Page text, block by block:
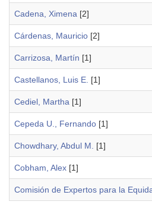
Cadena, Ximena [2]
Cárdenas, Mauricio [2]
Carrizosa, Martín [1]
Castellanos, Luis E. [1]
Cediel, Martha [1]
Cepeda U., Fernando [1]
Chowdhary, Abdul M. [1]
Cobham, Alex [1]
Comisión de Expertos para la